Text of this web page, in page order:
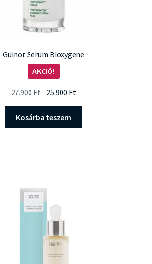
Guinot Serum Bioxygene
AKCIÓ!
27.900Ft Original
price
was:
27.900 Ft.
25.900 Ft
price
25.900 Ft.
Kosárba teszem